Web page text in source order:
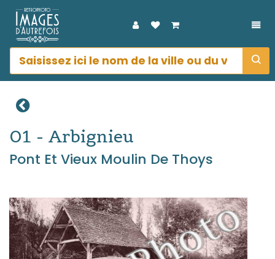
01 - Arbignieu
Pont Et Vieux Moulin De Thoys